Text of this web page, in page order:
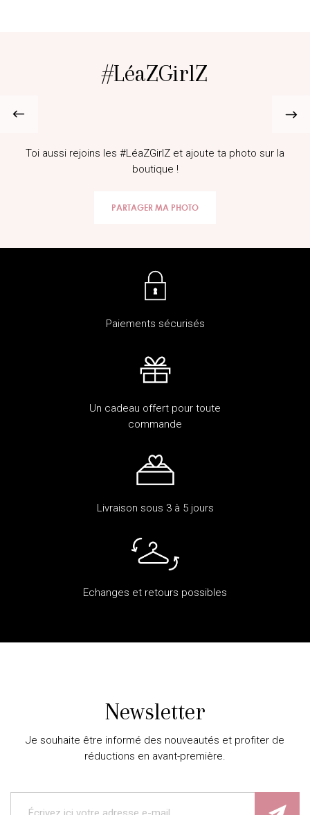
#LéaZGirlZ
Toi aussi rejoins les #LéaZGirlZ et ajoute ta photo sur la
boutique !
PARTAGER MA PHOTO
Paiements sécurisés
Un cadeau offert pour toute
commande
Livraison sous 3 à 5 jours
Echanges et retours possibles
Newsletter
Je souhaite être informé des nouveautés et profiter de
réductions en avant-première.